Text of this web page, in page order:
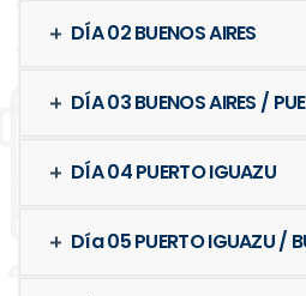
DÍA 02 BUENOS AIRES
DÍA 03 BUENOS AIRES /
DÍA 04 PUERTO IGUAZU
Día 05 PUERTO IGUAZU /